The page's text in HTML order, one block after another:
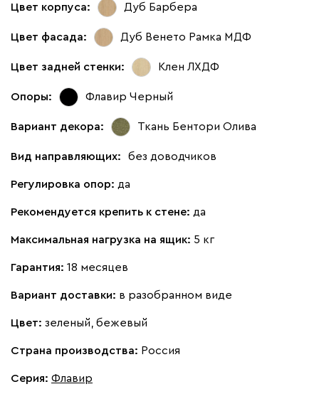
Цвет корпуса: Дуб Барбера
Цвет фасада: Дуб Венето Рамка МДФ
Цвет задней стенки: Клен ЛХДФ
Опоры: Флавир Черный
Вариант декора: Ткань Бентори Олива
Вид направляющих: без доводчиков
Регулировка опор: да
Рекомендуется крепить к стене: да
Максимальная нагрузка на ящик: 5 кг
Гарантия: 18 месяцев
Вариант доставки: в разобранном виде
Цвет: зеленый, бежевый
Страна производства: Россия
Серия: Флавир